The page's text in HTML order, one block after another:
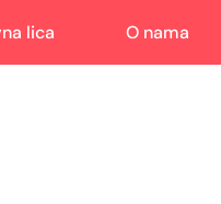
lica O nama